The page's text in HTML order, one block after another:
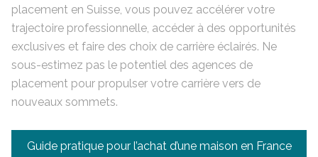
placement en Suisse, vous pouvez accélérer votre
trajectoire professionnelle, accéder à des opportunités
exclusives et faire des choix de carrière éclairés. Ne
sous-estimez pas le potentiel des agences de
placement pour propulser votre carrière vers de
nouveaux sommets.
Navigation
Guide pratique pour l’achat d’une maison en France